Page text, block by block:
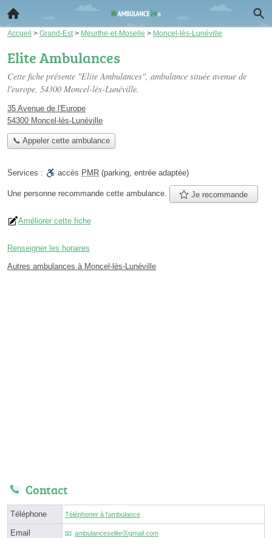
Accueil > Grand-Est > Meurthe-et-Moselle > Moncel-lès-Lunéville
Elite Ambulances
Cette fiche présente "Elite Ambulances", ambulance située avenue de
l'europe, 54300 Moncel-lès-Lunéville.
35 Avenue de l'Europe
54300 Moncel-lès-Lunéville
📞 Appeler cette ambulance
Services : accès PMR (parking, entrée adaptée)
Une personne recommande cette ambulance. Je recommande
Améliorer cette fiche
Renseigner les horaires
Autres ambulances à Moncel-lès-Lunéville
Contact
Téléphone Téléphoner à l'ambulance
Email ambulanceseliteⓐgmail.com